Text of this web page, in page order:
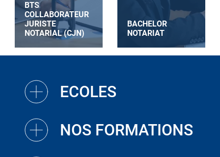
BTS
COLLABORATEUR
JURISTE
NOTARIAL (CJN)
BACHELOR
NOTARIAT
ECOLES
NOS FORMATIONS